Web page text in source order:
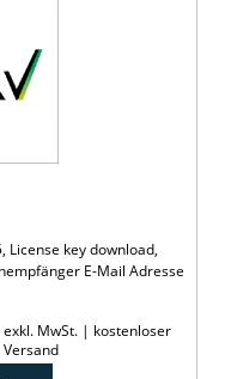
License key download,
E-Mail Adresse
exkl. MwSt. | kostenloser
Versand